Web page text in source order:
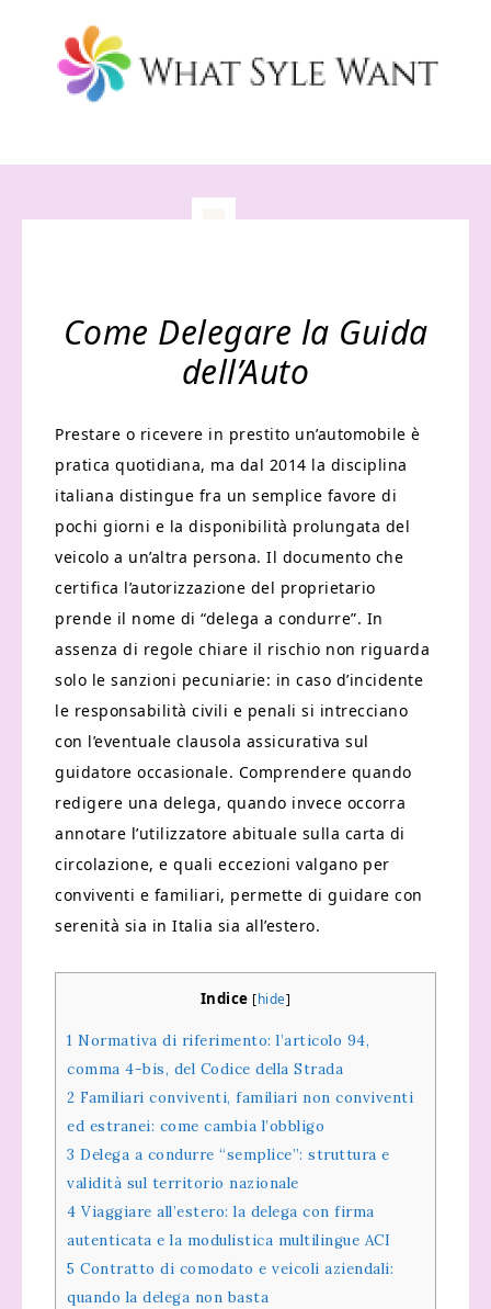
Come Delegare la Guida
dell’Auto
Prestare o ricevere in prestito un’automobile è
pratica quotidiana, ma dal 2014 la disciplina
italiana distingue fra un semplice favore di
pochi giorni e la disponibilità prolungata del
veicolo a un’altra persona. Il documento che
certifica l’autorizzazione del proprietario
prende il nome di “delega a condurre”. In
assenza di regole chiare il rischio non riguarda
solo le sanzioni pecuniarie: in caso d’incidente
le responsabilità civili e penali si intrecciano
con l’eventuale clausola assicurativa sul
guidatore occasionale. Comprendere quando
redigere una delega, quando invece occorra
annotare l’utilizzatore abituale sulla carta di
circolazione, e quali eccezioni valgano per
conviventi e familiari, permette di guidare con
serenità sia in Italia sia all’estero.
Indice [hide]
1 Normativa di riferimento: l’articolo 94,
comma 4-bis, del Codice della Strada
2 Familiari conviventi, familiari non conviventi
ed estranei: come cambia l’obbligo
3 Delega a condurre “semplice”: struttura e
validità sul territorio nazionale
4 Viaggiare all’estero: la delega con firma
autenticata e la modulistica multilingue ACI
5 Contratto di comodato e veicoli aziendali:
quando la delega non basta